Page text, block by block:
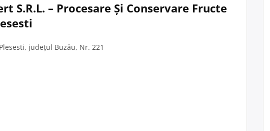
S.R.L. – Procesare Și Conservare Fructe
județul Buzău, Nr. 221